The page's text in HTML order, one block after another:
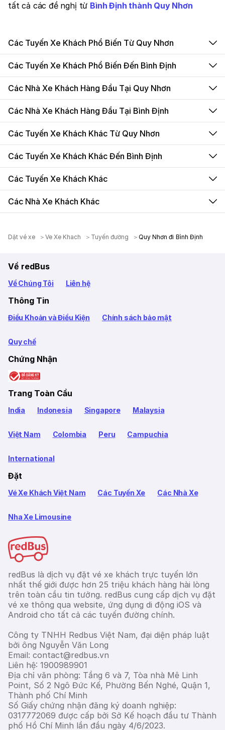
tất cả các đề nghị từ Bình Định thành Quy Nhơn
Các Tuyến Xe Khách Phổ Biến Từ Quy Nhơn
Các Tuyến Xe Khách Phổ Biến Đến Bình Định
Các Nhà Xe Khách Hàng Đầu Tại Quy Nhơn
Các Nhà Xe Khách Hàng Đầu Tại Bình Định
Các Tuyến Xe Khách Khác Từ Quy Nhơn
Các Tuyến Xe Khách Khác Đến Bình Định
Các Tuyến Xe Khách Khác
Các Nhà Xe Khách Khác
Dặt vé xe Ve Xe Khach Tuyến đường Quy Nhơn đi Bình Định
Về redBus
Về Chúng Tôi Liên hệ
Thông Tin
Điều Khoản và Điều Kiện Chính sách bảo mật
Quy chế
Chứng Nhận
Trang Toàn Cầu
India Indonesia Singapore Malaysia
Việt Nam Colombia Peru Campuchia
International
Đặt
Vé Xe Khách Việt Nam Các Tuyến Xe Các Nhà Xe
Nha Xe Limousine
redBus là dịch vụ đặt vé xe khách trực tuyến lớn
nhất thế giới được hơn 25 triệu khách hàng hài lòng
trên toàn cầu tin tưởng. redBus cung cấp dịch vụ đặt
vé xe thông qua website, ứng dụng di động iOS và
Android cho tất cả các tuyến đường chính.
Công ty TNHH Redbus Việt Nam, đại diện pháp luật
bởi ông Nguyễn Văn Long
Email: contact@redbus.vn
Liên hệ: 1900989901
Địa chỉ văn phòng: Tầng 6 và 7, Tòa nhà Mê Linh
Point, Số 2 Ngô Đức Kế, Phường Bến Nghé, Quận 1,
Thành phố Chí Minh
Số Giấy chứng nhận đăng ký doanh nghiệp:
0317772069 được cấp bởi Sở Kế hoạch đầu tư Thành
phố Hồ Chí Minh lần đầu ngày 4/6/2023.